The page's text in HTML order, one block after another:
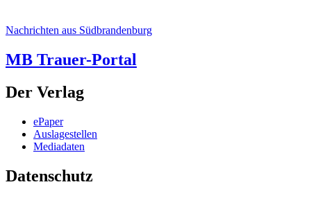
Nachrichten aus Südbrandenburg
MB Trauer-Portal
Der Verlag
ePaper
Auslagestellen
Mediadaten
Datenschutz